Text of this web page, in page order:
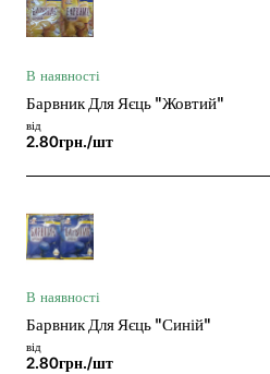
В наявності
Барвник Для Яєць "Жовтий"
від
2.80грн./шт
В наявності
Барвник Для Яєць "Синій"
від
2.80грн./шт